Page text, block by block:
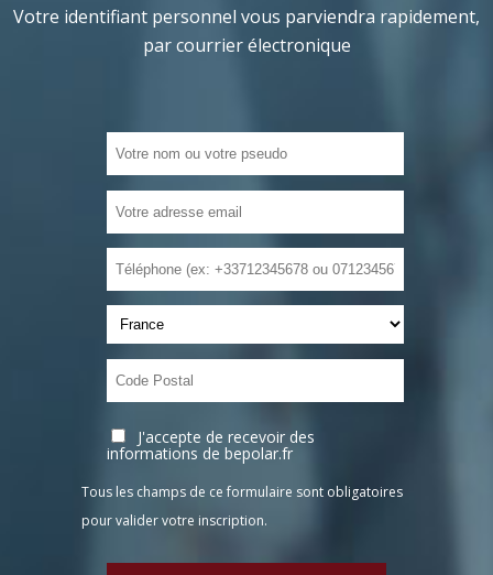
Votre identifiant personnel vous parviendra rapidement,
par courrier électronique
J'accepte de recevoir des
informations de bepolar.fr
Tous les champs de ce formulaire sont obligatoires
pour valider votre inscription.